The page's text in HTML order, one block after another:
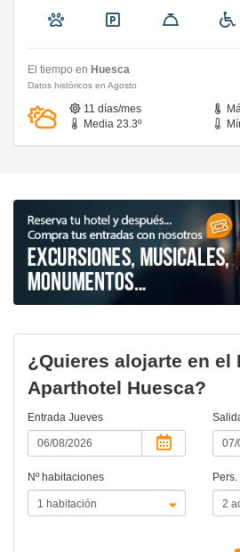
El tiempo en Huesca
Datos históricos en Agosto
11 días/mes
Media 23.3º
¿Quieres alojarte en el
Aparthotel Huesca?
Entrada Jueves
Nº habitaciones